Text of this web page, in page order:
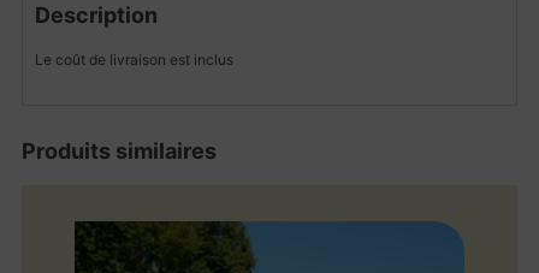
Description
Le coût de livraison est inclus
Produits similaires